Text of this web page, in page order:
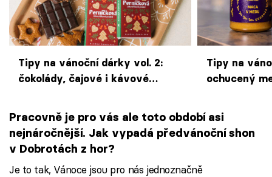
Tipy na vánoční dárky vol. 2:
čokolády, čajové i kávové
Tipy na
ochucený
voňavá káva
Pracovně je pro vás ale toto období asi
nejnáročnější. Jak vypadá předvánoční shon
v Dobrotách z hor?
Je to tak, Vánoce jsou pro nás jednoznačně